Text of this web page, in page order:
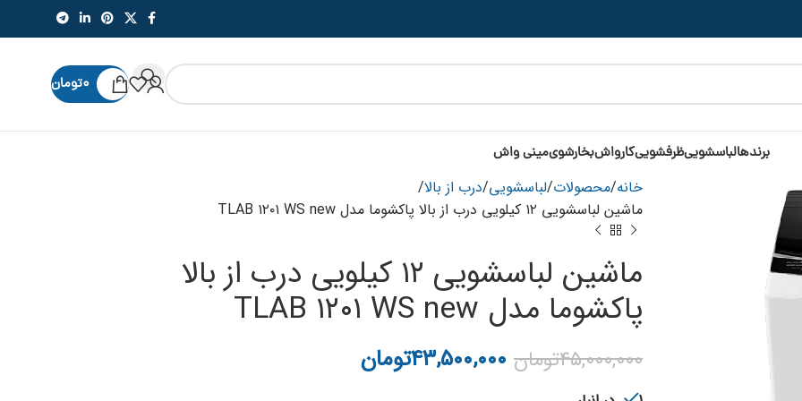
۰تومان
برندهالباسشوییظرفشوییکارواشبخارشویمینی واش
خانه محصولات لباسشویی درب از بالا
ماشین لباسشویی ۱۲ کیلویی درب از بالا پاکشوما مدل TLAB ۱۲۰۱ WS new
ماشین لباسشویی ۱۲ کیلویی درب از بالا
پاکشوما مدل TLAB ۱۲۰۱ WS new
۴۵,۰۰۰,۰۰۰تومان ۴۳,۵۰۰,۰۰۰تومان